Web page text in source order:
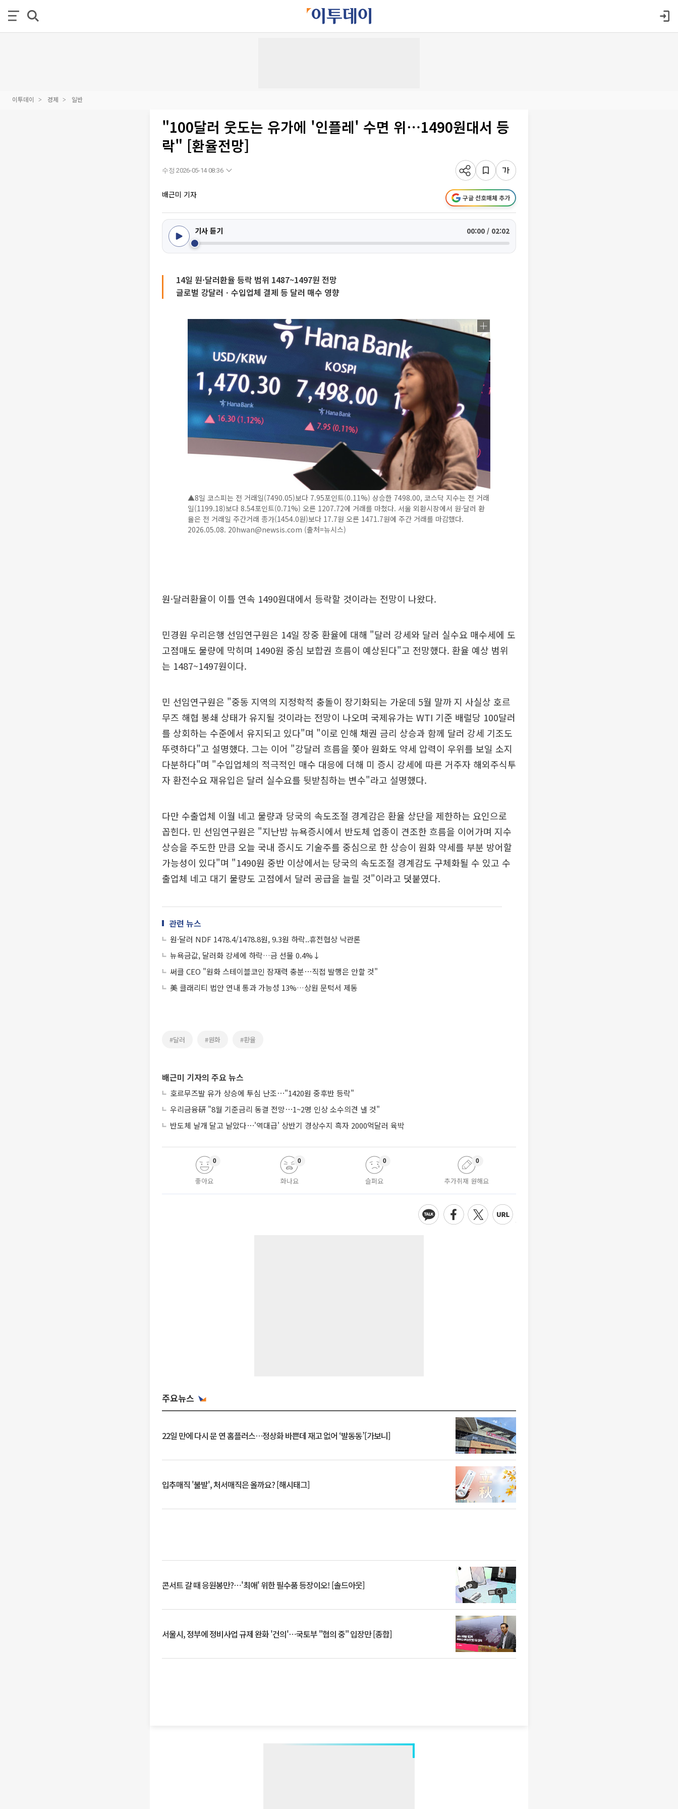
이투데이 경제 일반
"100달러 웃도는 유가에 '인플레' 수면 위⋯1490원대서 등
락" [환율전망]
수정 2026-05-14 08:36
배근미 기자 구글 선호매체 추가
기사 듣기 00:00 / 02:02
14일 원·달러환율 등락 범위 1487~1497원 전망
글로벌 강달러ㆍ수입업체 결제 등 달러 매수 영향
▲8일 코스피는 전 거래일(7490.05)보다 7.95포인트(0.11%) 상승한 7498.00, 코스닥 지수는 전 거래
일(1199.18)보다 8.54포인트(0.71%) 오른 1207.72에 거래를 마쳤다. 서울 외환시장에서 원·달러 환
율은 전 거래일 주간거래 종가(1454.0원)보다 17.7원 오른 1471.7원에 주간 거래를 마감했다.
2026.05.08. 20hwan@newsis.com (출처=뉴시스)
원·달러환율이 이틀 연속 1490원대에서 등락할 것이라는 전망이 나왔다.
민경원 우리은행 선임연구원은 14일 장중 환율에 대해 "달러 강세와 달러 실수요 매수세에 도
고점매도 물량에 막히며 1490원 중심 보합권 흐름이 예상된다"고 전망했다. 환율 예상 범위
는 1487~1497원이다.
민 선임연구원은 "중동 지역의 지정학적 충돌이 장기화되는 가운데 5월 말까 지 사실상 호르
무즈 해협 봉쇄 상태가 유지될 것이라는 전망이 나오며 국제유가는 WTI 기준 배럴당 100달러
를 상회하는 수준에서 유지되고 있다"며 "이로 인해 채권 금리 상승과 함께 달러 강세 기조도
뚜렷하다"고 설명했다. 그는 이어 "강달러 흐름을 쫓아 원화도 약세 압력이 우위를 보일 소지
다분하다"며 "수입업체의 적극적인 매수 대응에 더해 미 증시 강세에 따른 거주자 해외주식투
자 환전수요 재유입은 달러 실수요를 뒷받침하는 변수"라고 설명했다.
다만 수출업체 이월 네고 물량과 당국의 속도조절 경계감은 환율 상단을 제한하는 요인으로
꼽힌다. 민 선임연구원은 "지난밤 뉴욕증시에서 반도체 업종이 견조한 흐름을 이어가며 지수
상승을 주도한 만큼 오늘 국내 증시도 기술주를 중심으로 한 상승이 원화 약세를 부분 방어할
가능성이 있다"며 "1490원 중반 이상에서는 당국의 속도조절 경계감도 구체화될 수 있고 수
출업체 네고 대기 물량도 고점에서 달러 공급을 늘릴 것"이라고 덧붙였다.
관련 뉴스
원·달러 NDF 1478.4/1478.8원, 9.3원 하락..휴전협상 낙관론
뉴욕금값, 달러화 강세에 하락…금 선물 0.4%↓
써클 CEO "원화 스테이블코인 잠재력 충분⋯직접 발행은 안할 것"
美 클래리티 법안 연내 통과 가능성 13%…상원 문턱서 제동
#달러 #원화 #환율
배근미 기자의 주요 뉴스
호르무즈발 유가 상승에 투심 난조⋯"1420원 중후반 등락"
우리금융硏 "8월 기준금리 동결 전망⋯1~2명 인상 소수의견 낼 것"
반도체 날개 달고 날았다⋯'역대급' 상반기 경상수지 흑자 2000억달러 육박
좋아요
0
화나요
0
슬퍼요
0
추가취재 원해요
0
주요뉴스
22일 만에 다시 문 연 홈플러스…정상화 바쁜데 재고 없어 ‘발동동’[가보니]
입추매직 '불발', 처서매직은 올까요? [해시태그]
콘서트 갈 때 응원봉만?⋯'최애' 위한 필수품 등장이오! [솔드아웃]
서울시, 정부에 정비사업 규제 완화 '건의'⋯국토부 "협의 중" 입장만 [종합]